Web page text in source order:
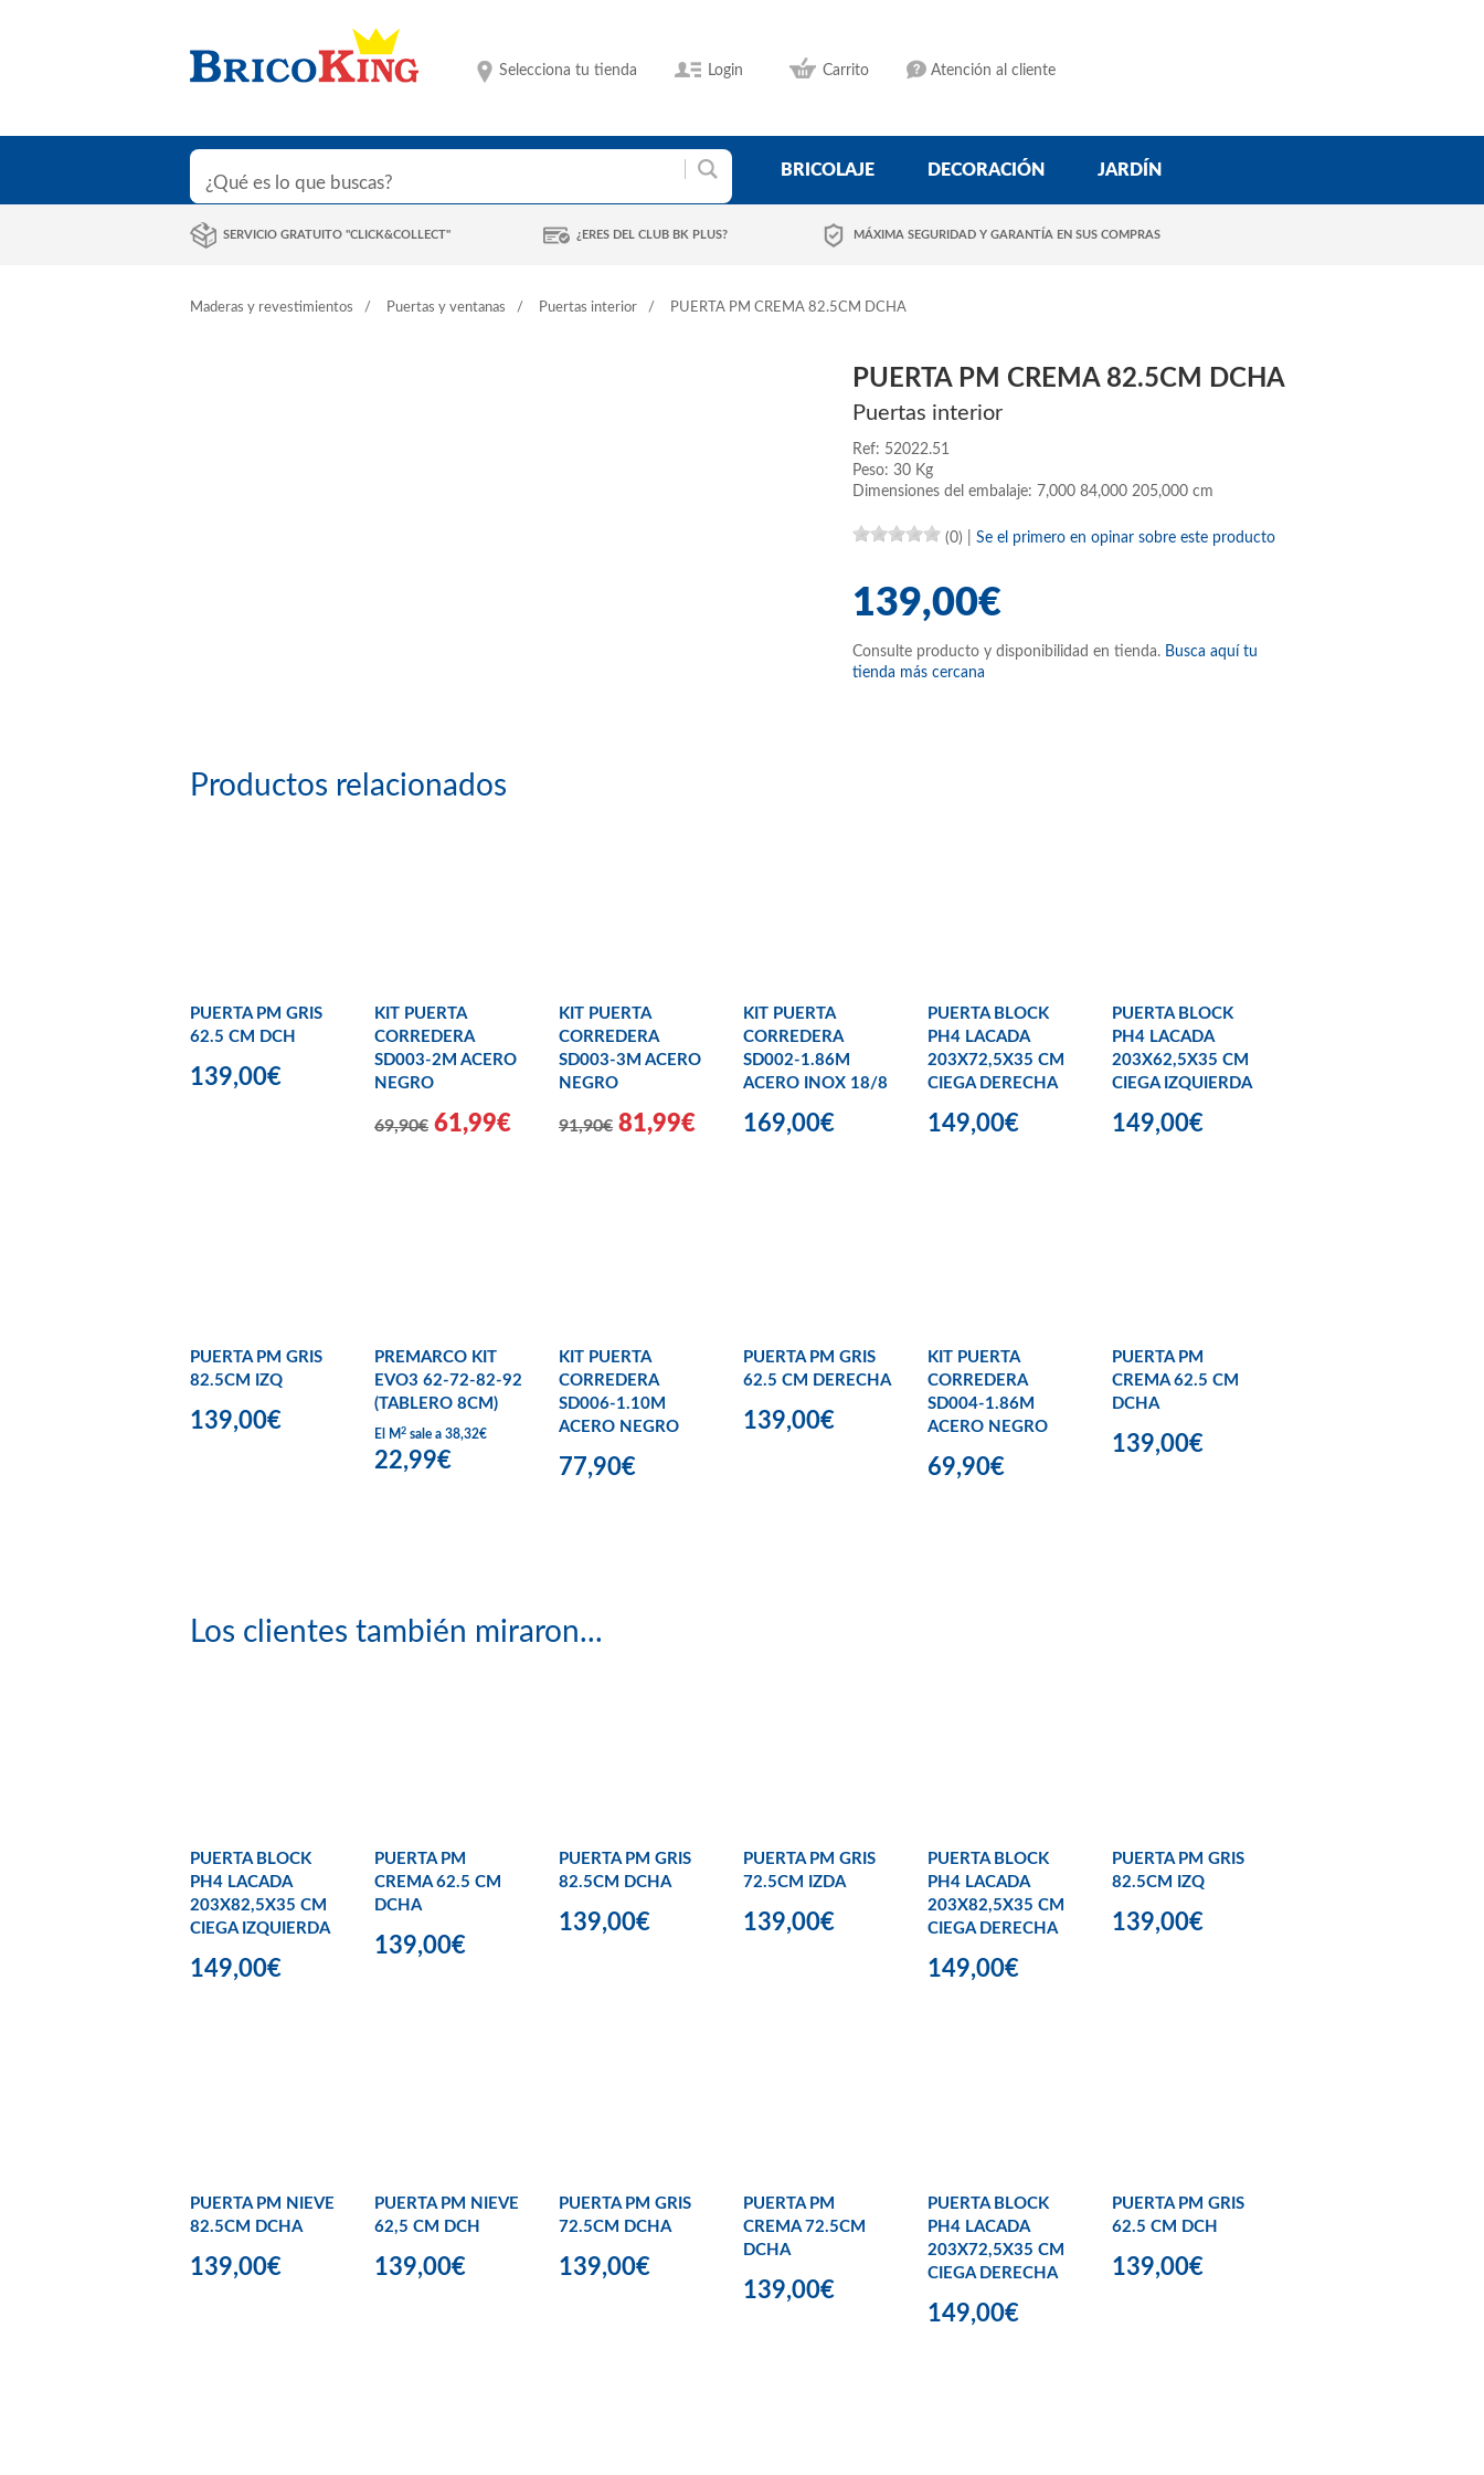
Selecciona tu tienda Login Carrito Atención al cliente
BRICOLAJE DECORACIÓN JARDÍN
SERVICIO GRATUITO "CLICK&COLLECT" ¿ERES DEL CLUB BK PLUS? MÁXIMA SEGURIDAD Y GARANTÍA EN SUS COMPRAS
Maderas y revestimientos Puertas y ventanas Puertas interior PUERTA PM CREMA 82.5CM DCHA
PUERTA PM CREMA 82.5CM DCHA
Puertas interior
Ref: 52022.51
Peso: 30 Kg
Dimensiones del embalaje: 7,000 84,000 205,000 cm
(0) Se el primero en opinar sobre este producto
139,00€
Consulte producto y disponibilidad en tienda. Busca aquí tu
tienda más cercana
Productos relacionados
PUERTA PM GRIS
62.5 CM DCH
139,00€
KIT PUERTA
CORREDERA
SD003-2M ACERO
NEGRO
69,90€ 61,99€
KIT PUERTA
CORREDERA
SD003-3M ACERO
NEGRO
91,90€ 81,99€
KIT PUERTA
CORREDERA
SD002-1.86M
ACERO INOX 18/8
169,00€
PUERTA BLOCK
PH4 LACADA
203X72,5X35 CM
CIEGA DERECHA
149,00€
PUERTA BLOCK
PH4 LACADA
203X62,5X35 CM
CIEGA IZQUIERDA
149,00€
PUERTA PM GRIS
82.5CM IZQ
139,00€
PREMARCO KIT
EVO3 62-72-82-92
(TABLERO 8CM)
El M 2 sale a 38,32€
22,99€
KIT PUERTA
CORREDERA
SD006-1.10M
ACERO NEGRO
77,90€
PUERTA PM GRIS
62.5 CM DERECHA
139,00€
KIT PUERTA
CORREDERA
SD004-1.86M
ACERO NEGRO
69,90€
PUERTA PM
CREMA 62.5 CM
DCHA
139,00€
Los clientes también miraron...
PUERTA BLOCK
PH4 LACADA
203X82,5X35 CM
CIEGA IZQUIERDA
149,00€
PUERTA PM
CREMA 62.5 CM
DCHA
139,00€
PUERTA PM GRIS
82.5CM DCHA
139,00€
PUERTA PM GRIS
72.5CM IZDA
139,00€
PUERTA BLOCK
PH4 LACADA
203X82,5X35 CM
CIEGA DERECHA
149,00€
PUERTA PM GRIS
82.5CM IZQ
139,00€
PUERTA PM NIEVE
82.5CM DCHA
139,00€
PUERTA PM NIEVE
62,5 CM DCH
139,00€
PUERTA PM GRIS
72.5CM DCHA
139,00€
PUERTA PM
CREMA 72.5CM
DCHA
139,00€
PUERTA BLOCK
PH4 LACADA
203X72,5X35 CM
CIEGA DERECHA
149,00€
PUERTA PM GRIS
62.5 CM DCH
139,00€